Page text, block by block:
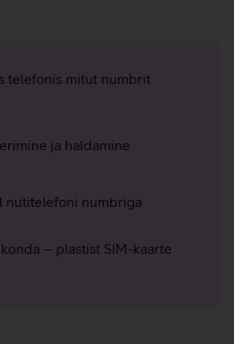
telefonis mitut numbrit
ja haldamine
nutitelefoni numbriga
– plastist SIM-kaarte